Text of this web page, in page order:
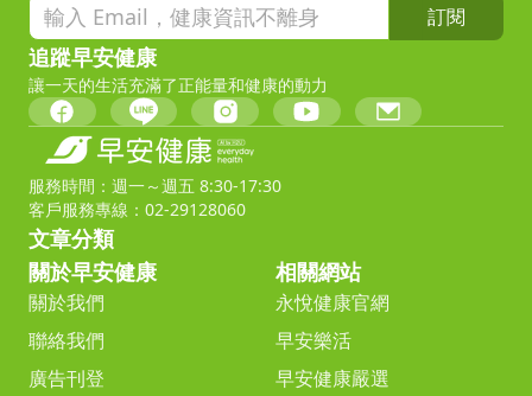
訂閱
追蹤早安健康
讓一天的生活充滿了正能量和健康的動力
服務時間：週一～週五 8:30-17:30
客戶服務專線：02-29128060
文章分類
關於早安健康
關於我們
聯絡我們
廣告刊登
相關網站
永悅健康官網
早安樂活
早安健康嚴選